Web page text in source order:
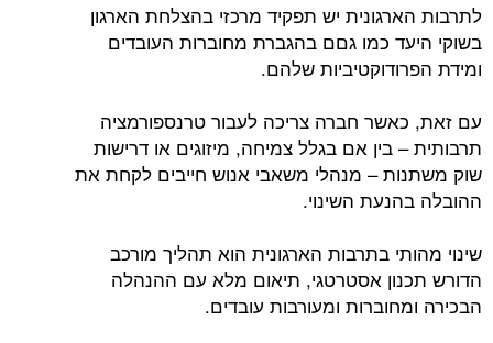
לתרבות הארגונית יש תפקיד מרכזי בהצלחת הארגון
בשוקי היעד כמו גםם בהגברת מחוברות העובדים
ומידת הפרודוקטיביות שלהם.
עם זאת, כאשר חברה צריכה לעבור טרנספורמציה
תרבותית – בין אם בגלל צמיחה, מיזוגים או דרישות
שוק משתנות – מנהלי משאבי אנוש חייבים לקחת את
ההובלה בהנעת השינוי.
שינוי מהותי בתרבות הארגונית הוא תהליך מורכב
הדורש תכנון אסטרטגי, תיאום מלא עם ההנהלה
הבכירה ומחוברות ומעורבות עובדים.